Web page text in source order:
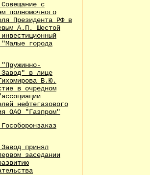
Совещание с
полномочного
Президента РФ в
А.П. Шестой
города
"Пружинно-
Завод" в лице
В.Ю.
в очредном
нефтегазового
ОАО "Газпром"
Гособоронзаказ
Завод принял
заседании